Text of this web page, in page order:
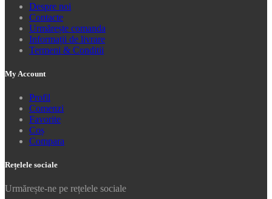
Despre noi
Contacte
Urmărește comanda
Informații de livrare
Termeni & Conditii
My Account
Profil
Comenzi
Favorite
Coș
Compara
Rețelele sociale
Urmărește-ne pe rețelele sociale